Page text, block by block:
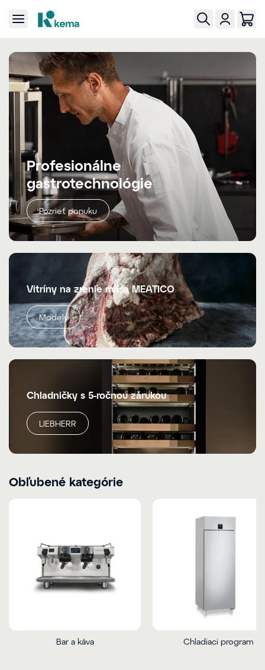
Profesionálne
gastrotechnológie
Pozrieť ponuku
Vitríny na zrenie mäsa MEATICO
Modely
Chladničky s 5-ročnou zárukou
LIEBHERR
Obľubené kategórie
Bar a káva Chladiaci program